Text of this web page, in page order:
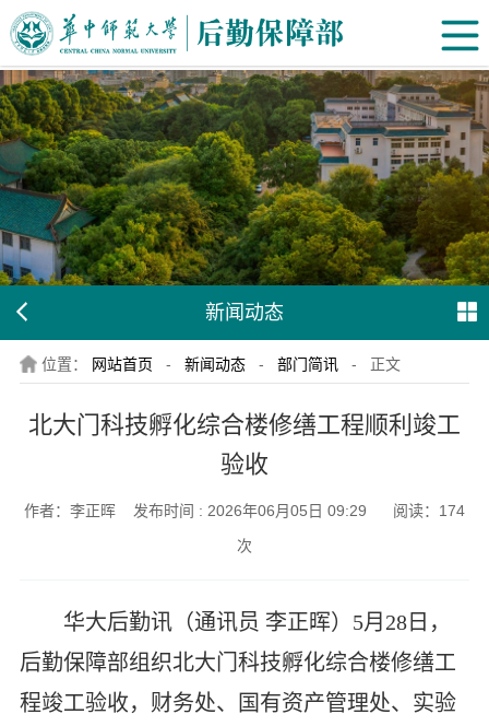
新闻动态
位置： 网站首页 - 新闻动态 - 部门简讯 - 正文
北大门科技孵化综合楼修缮工程顺利竣工
验收
作者：李正晖 发布时间 : 2026年06月05日 09:29 阅读： 174
次
华大后勤讯（通讯员 李正晖） 5月28日，
后勤保障部组织北大门科技孵化综合楼修缮工
程竣工验收，财务处、国有资产管理处、实验